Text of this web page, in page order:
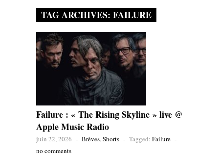
TAG ARCHIVES: FAILURE
Failure : « The Rising Skyline » live @
Apple Music Radio
juin 22, 2026 - Brèves,Shorts - Tagged: Failure -
no comments